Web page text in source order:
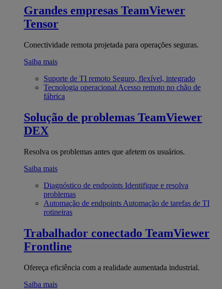
Grandes empresas TeamViewer
Tensor
Conectividade remota projetada para operações seguras.
Saiba mais
Suporte de TI remoto Seguro, flexível, integrado
Tecnologia operacional Acesso remoto no chão de
fábrica
Solução de problemas TeamViewer
DEX
Resolva os problemas antes que afetem os usuários.
Saiba mais
Diagnóstico de endpoints Identifique e resolva
problemas
Automação de endpoints Automação de tarefas de TI
rotineiras
Trabalhador conectado TeamViewer
Frontline
Ofereça eficiência com a realidade aumentada industrial.
Saiba mais